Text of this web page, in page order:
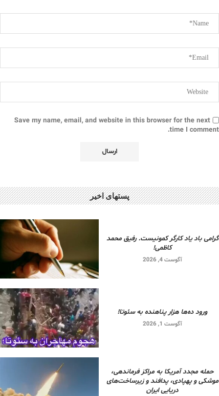
Save my name, email, and website in this browser for the next
time I comment.
پستهای اخیر
گرامی باد یاد کارگر کمونیست. رفیق محمد
کاظمی!
آگوست 4, 2026
ورود ده‌ها هزار پناهنده به سئوتا!
آگوست 1, 2026
حمله مجدد آمریکا به مراکز فرماندهی،
موشکی و پهپادی، پدافند و زیرساخت‌های
دریایی ایران